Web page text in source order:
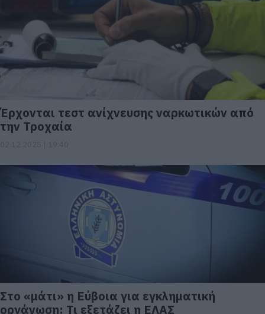
Έρχονται τεστ ανίχνευσης ναρκωτικών από
την Τροχαία
Στο «μάτι» η Εύβοια για εγκληματική
οργάνωση: Τι εξετάζει η ΕΛΑΣ